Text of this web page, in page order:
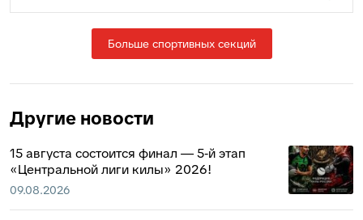
Больше спортивных секций
Другие новости
15 августа состоится финал — 5‑й этап
«Центральной лиги килы» 2026!
09.08.2026